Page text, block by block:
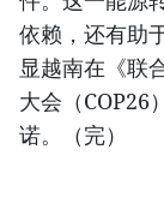
依赖，还有助
显越南在《联
大会（COP26
诺。（完）